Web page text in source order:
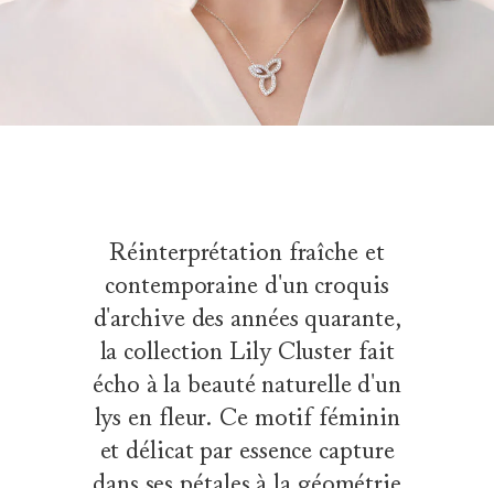
Réinterprétation fraîche et
contemporaine d'un croquis
d'archive des années quarante,
la collection Lily Cluster fait
écho à la beauté naturelle d'un
lys en fleur. Ce motif féminin
et délicat par essence capture